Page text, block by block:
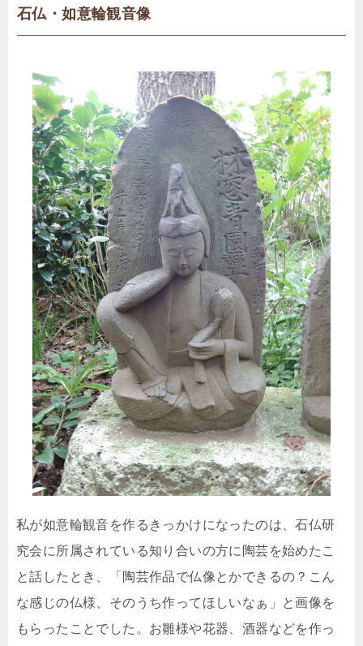
石仏・如意輪観音像
私が如意輪観音を作るきっかけになったのは、石仏研
究会に所属されている知り合いの方に陶芸を始めたこ
と話したとき、「陶芸作品で仏像とかできるの？こん
な感じの仏様、そのうち作ってほしいなぁ」と画像を
もらったことでした。お雛様や花器、酒器などを作っ